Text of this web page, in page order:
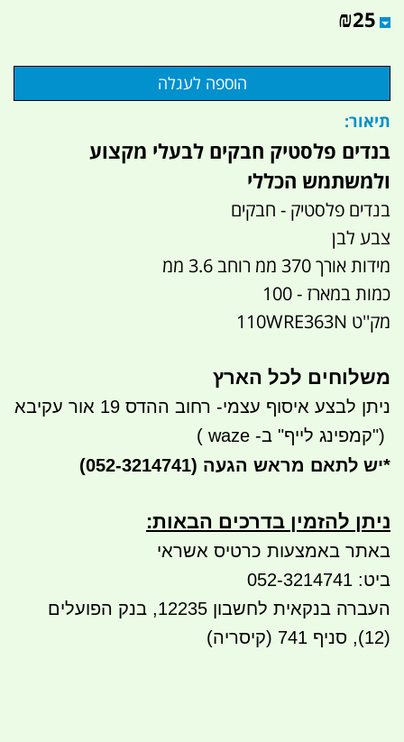
₪25
תיאור:
בנדים פלסטיק חבקים לבעלי מקצוע
ולמשתמש הכללי
בנדים פלסטיק - חבקים
צבע לבן
מידות אורך 370 ממ רוחב 3.6 ממ
כמות במארז - 100
מק''ט 110WRE363N
משלוחים לכל הארץ
ניתן לבצע איסוף עצמי- רחוב ההדס 19 אור עקיבא
")קמפינג לייף" ב- waze
)
*יש לתאם מראש הגעה (052-3214741)
ניתן להזמין בדרכים הבאות:​​
באתר באמצעות כרטיס אשראי
ביט: 052-3214741
העברה בנקאית לחשבון 12235, בנק הפועלים
(12), סניף 741 (קיסריה)